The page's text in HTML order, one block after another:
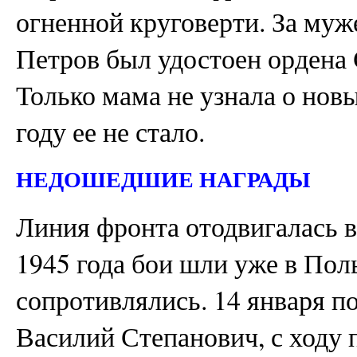
огненной круговерти. За
Петров был удостоен
Только мама не узнала о
году ее не стало.
НЕДОШЕДШИЕ НАГРАДЫ
Линия фронта отодвигалась
1945 года бои шли уже в
сопротивлялись. 14 января
Василий Степанович, с ходу